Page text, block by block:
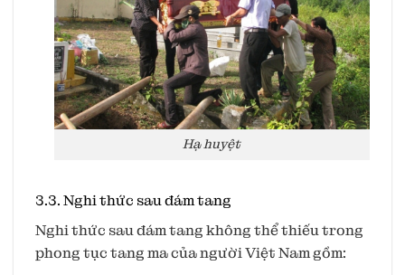
Hạ huyệt
3.3. Nghi thức sau đám tang
Nghi thức sau đám tang không thể thiếu trong
phong tục tang ma của người Việt Nam gồm: